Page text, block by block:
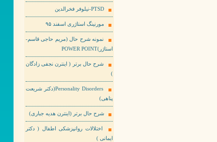
PTSD-نیلوفر فخرالدین
مورنینگ استاژری اسفند ۹۵
نمونه شرح حال (مریم حاجی قاسم-
استاژر)POWER POINT
شرح حال برتر ( اینترن نجفی زادگان
)
Personality Disorders(دکتر شریعت
پناهی)
شرح حال برتر (اینترن هدیه جباری)
اختلالات روانپزشکی اطفال ( دکتر
ایمانی )